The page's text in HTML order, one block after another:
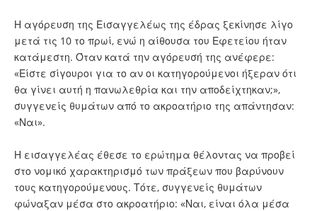
Η αγόρευση της Εισαγγελέως της έδρας ξεκίνησε λίγο
μετά τις 10 το πρωί, ενώ η αίθουσα του Εφετείου ήταν
κατάμεστη. Όταν κατά την αγόρευσή της ανέφερε:
«Είστε σίγουροι για το αν οι κατηγορούμενοι ήξεραν ότι
θα γίνει αυτή η πανωλεθρία και την αποδείχτηκαν;»,
συγγενείς θυμάτων από το ακροατήριο της απάντησαν:
«Ναι».
Η εισαγγελέας έθεσε το ερώτημα θέλοντας να προβεί
στο νομικό χαρακτηρισμό των πράξεων που βαρύνουν
τους κατηγορούμενους. Τότε, συγγενείς θυμάτων
φώναξαν μέσα στο ακροατήριο: «Ναι, είναι όλα μέσα